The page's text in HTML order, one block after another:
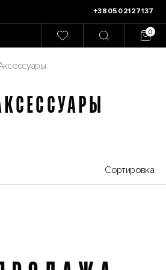
+380502127137
Сортировка